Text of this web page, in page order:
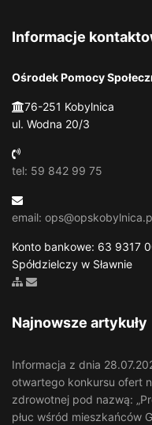
Informacje
Ośrodek Pomocy
76-251 Kobylnica
ul. Wodna 20/3
tel: 59 842 99 75
email:
Konto bankowe: 63 9317
Spółdzielczy w Sławnie
Zobacz mapę strony
Wyślij email
Najnowsze artykuły
Informacja z dnia
otwartego konkursu ofert
zdrowotnej pod nazwą:
płuc wśród mieszkańców